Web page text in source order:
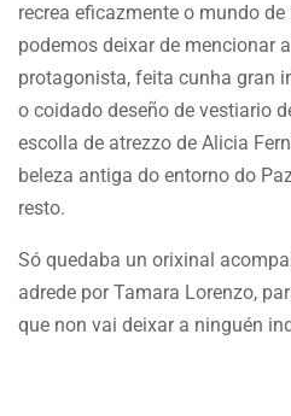
recrea eficazmente o mundo
podemos deixar de mencionar
protagonista, feita cunha gran
o coidado deseño de vestiario
escolla de atrezzo de Alicia
beleza antiga do entorno do
resto.
Só quedaba un orixinal
adrede por Tamara Lorenzo,
que non vai deixar a ninguén